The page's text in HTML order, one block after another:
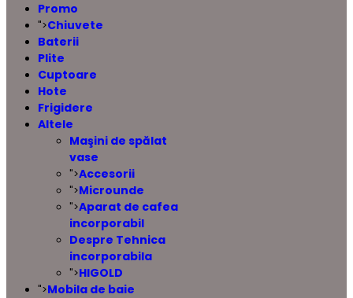
Promo
">Chiuvete
Baterii
Plite
Cuptoare
Hote
Frigidere
Altele
Maşini de spălat
vase
">Accesorii
">Microunde
">Aparat de cafea
incorporabil
Despre Tehnica
incorporabila
">HIGOLD
">Mobila de baie